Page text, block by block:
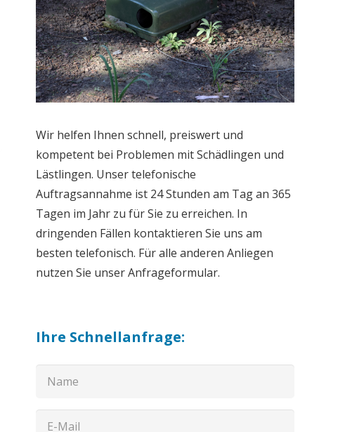
Wir helfen Ihnen schnell, preiswert und
kompetent bei Problemen mit Schädlingen und
Lästlingen. Unser telefonische
Auftragsannahme ist 24 Stunden am Tag an 365
Tagen im Jahr zu für Sie zu erreichen. In
dringenden Fällen kontaktieren Sie uns am
besten telefonisch. Für alle anderen Anliegen
nutzen Sie unser Anfrageformular.
Ihre Schnellanfrage: